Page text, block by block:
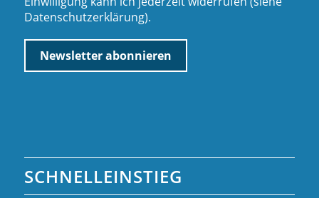
Datenschutzerklärung).
SCHNELLEINSTIEG